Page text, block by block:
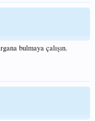
bulmaya çalışın.